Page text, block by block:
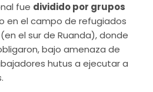
fue dividido por grupos
en el campo de refugiados
el sur de Ruanda), donde
bajo amenaza de
hutus a ejecutar a